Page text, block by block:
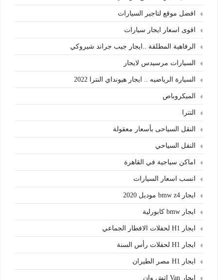
افضل موقع لتاجير السيارات
اقوى اسعار ايجار سيارات
الرفاهية المطلقة ..ايجار جيب جراند شيروكي
السيارات مرسيدس لايجار
السيارة الرياضيه .. ايجار هيونداي النترا 2022
الميكروباص
النترا
النقل السياحى بأسعار معقولة
النقل السياحي
اماكن سياجية في القاهرة
انسب اسعار السيارات
ايجار bmw z4 موديل 2020
ايجار bmw كابورلية
ايجار H1 لحفلات الافطار الجماعي
ايجار H1 لحفلات رأس السنة
ايجار H1 مصر الطيران
ايجار Van اتش وان